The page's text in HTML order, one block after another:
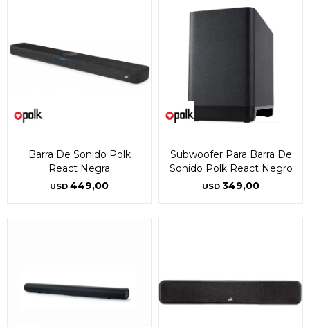
Barra De Sonido Polk
React Negra
USD 449,00
Subwoofer Para Barra De
Sonido Polk React Negro
USD 349,00